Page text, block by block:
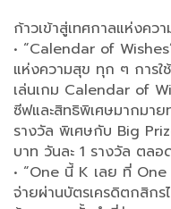
ก้าวเข้าสู่เทศกาลแห่งค
• “Calendar of
แห่งความสุข ทุก ๆ การใ
เล่นเกม Calendar of
ซีฟและสิทธิพิเศษมากมา
รางวัล พิเศษกับ Big
บาท วันละ 1 รางวัล ตล
• “One นี้ K เลย ที่
จ่ายผ่านบัตรเครดิตกสิก